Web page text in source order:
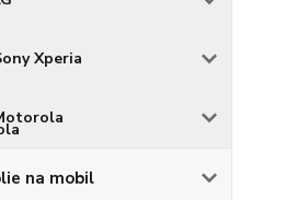
Xperia
na mobil